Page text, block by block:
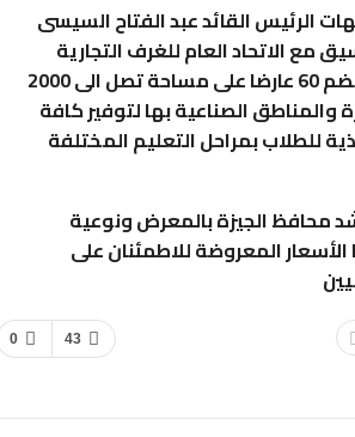
الرئيس القائد عبد الفتاح السيسى
مع الاتحاد العام للغرف التجارية
بالعمل على تخفيف الاعباء عن المواطنيين مضيفا ان المعرض يضم 60 عارضا على مساحة تصل الى 2000
الصناعية بها لتوفير كافة
للطلاب بمراحل التعليم المختلفة
محافظ الجيزة بالمعرض ونوعية
المعروضة للاطمئنان على
0 43